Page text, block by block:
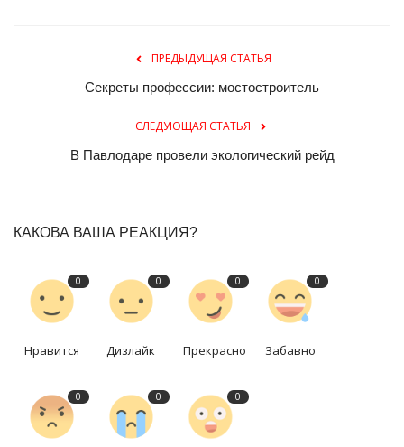
ПРЕДЫДУЩАЯ СТАТЬЯ
Секреты профессии: мостостроитель
СЛЕДУЮЩАЯ СТАТЬЯ
В Павлодаре провели экологический рейд
КАКОВА ВАША РЕАКЦИЯ?
0
Нравится
0
Дизлайк
0
Прекрасно
0
Забавно
0 0 0